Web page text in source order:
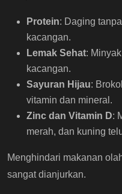
Protein: Daging
kacangan.
Lemak Sehat:
kacangan.
Sayuran Hijau:
vitamin dan mineral.
Zinc dan Vitamin D:
merah, dan kuning
Menghindari makanan
sangat dianjurkan.